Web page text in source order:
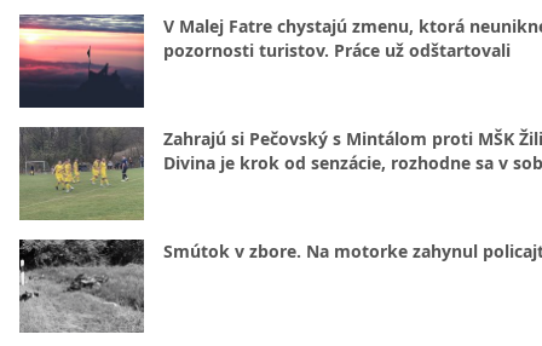
V Malej Fatre chystajú zmenu, ktorá
pozornosti turistov. Práce už odštartovali
Zahrajú si Pečovský s Mintálom proti MŠK
Divina je krok od senzácie, rozhodne sa v
Smútok v zbore. Na motorke zahynul